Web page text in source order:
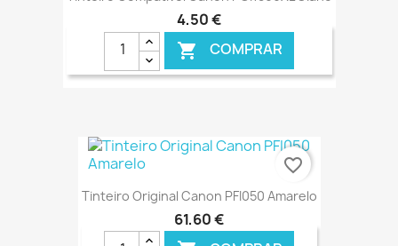
4,50 €
 COMPRAR
€ ONLINE
Tinteiro Original Canon PFI050 Amarelo
61,60 €
favorite_border